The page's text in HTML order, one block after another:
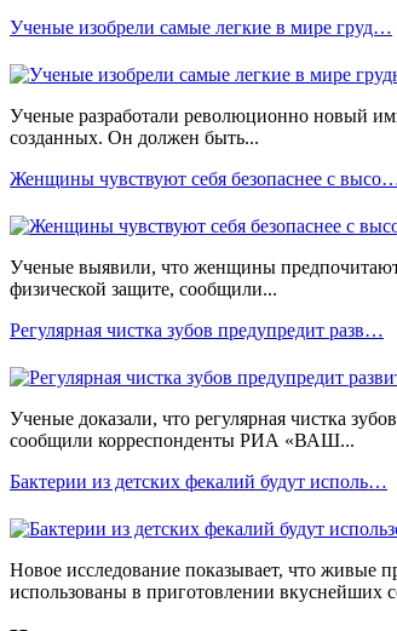
Ученые изобрели самые легкие в мире груд…
Ученые разработали революционно новый
созданных. Он должен быть...
Женщины чувствуют себя безопаснее с
Ученые выявили, что женщины
физической защите, сообщили...
Регулярная чистка зубов предупредит разв…
Ученые доказали, что регулярная чистка
сообщили корреспонденты РИА «ВАШ...
Бактерии из детских фекалий будут исполь…
Новое исследование показывает, что живые
использованы в приготовлении вкуснейших